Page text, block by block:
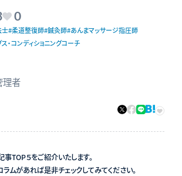
0
士#柔道整復師#鍼灸師#あんまマッサージ指圧師
・コンディショニングコーチ
理者
TOP５をご紹介いたします。
ムがあれば是非チェックしてみてください。